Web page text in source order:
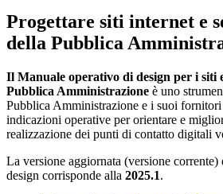
Progettare siti internet e
della Pubblica
Il Manuale operativo di design per i siti
Pubblica Amministrazione è uno
Pubblica Amministrazione e i suoi
indicazioni operative per orientare e
realizzazione dei punti di contatto digitali
La versione aggiornata (versione
design corrisponde alla 2025.1.